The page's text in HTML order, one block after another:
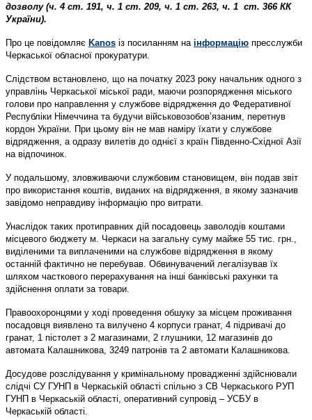
дозволу (ч. 4 ст. 191, ч. 1 ст. 209, ч. 1 ст. 263, ч. 1 ст. 366 КК
України).
Про це повідомляє Kanos із посиланням на інформацію пресслужби
Черкаської обласної прокуратури.
Слідством встановлено, що на початку 2023 року начальник одного з
управлінь Черкаської міської ради, маючи розпорядження міського
голови про направлення у службове відрядження до Федеративної
Республіки Німеччина та будучи військовозобов’язаним, перетнув
кордон України. При цьому він не мав наміру їхати у службове
відрядження, а одразу вилетів до однієї з країн Південно-Східної Азії
на відпочинок.
У подальшому, зловживаючи службовим становищем, він подав звіт
про використання коштів, виданих на відрядження, в якому зазначив
завідомо неправдиву інформацію про витрати.
Унаслідок таких протиправних дій посадовець заволодів коштами
місцевого бюджету м. Черкаси на загальну суму майже 55 тис. грн.,
виділеними та виплаченими на службове відрядження в якому
останній фактично не перебував. Обвинувачений легалізував їх
шляхом часткового перерахування на інші банківські рахунки та
здійснення оплати за товари.
Правоохоронцями у ході проведення обшуку за місцем проживання
посадовця виявлено та вилучено 4 корпуси гранат, 4 підривачі до
гранат, 1 пістолет з 2 магазинами, 2 глушники, 12 магазинів до
автомата Калашникова, 3249 патронів та 2 автомати Калашникова.
Досудове розслідування у кримінальному провадженні здійснювали
слідчі СУ ГУНП в Черкаській області спільно з СВ Черкаського РУП
ГУНП в Черкаській області, оперативний супровід – УСБУ в
Черкаській області.